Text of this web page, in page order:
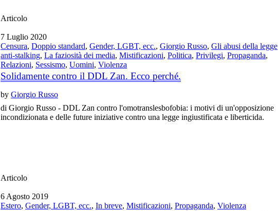
Articolo
7 Luglio 2020
Censura,Doppio standard,Gender, LGBT, ecc.,Giorgio Russo,Gli abusi della legge
anti-stalking,La faziosità dei media,Mistificazioni,Politica,Privilegi,Propaganda,
Relazioni, Sessismo,Uomini,Violenza
Solidamente contro il DDL Zan. Ecco perché.
byGiorgio Russo
di Giorgio Russo - DDL Zan contro l'omotranslesbofobia: i motivi di un'opposizione
incondizionata e delle future iniziative contro una legge ingiustificata e liberticida.
Articolo
6 Agosto 2019
Estero,Gender, LGBT, ecc.,In breve,Mistificazioni,Propaganda,Violenza